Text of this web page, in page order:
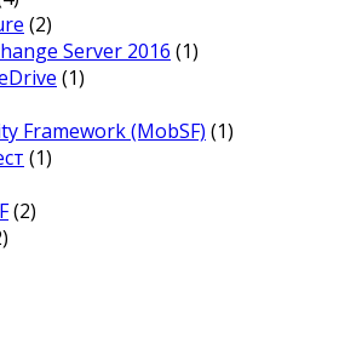
(2)
Server 2016 (1)
(1)
Framework (MobSF) (1)
(1)
(2)